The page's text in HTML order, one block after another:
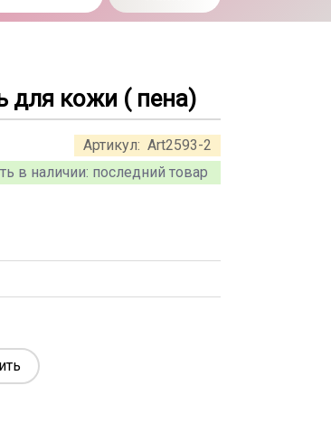
для кожи ( пена)
Артикул: Art2593-2
в наличии: последний товар